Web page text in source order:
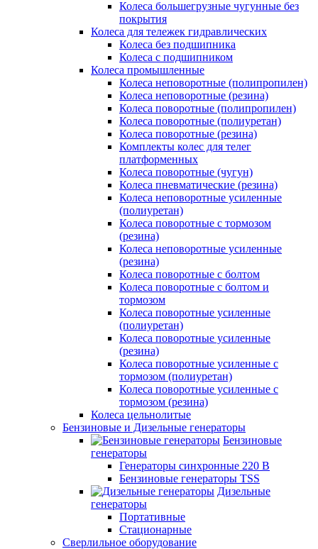
Колеса большегрузные чугунные без
покрытия
Колеса для тележек гидравлических
Колеса без подшипника
Колеса с подшипником
Колеса промышленные
Колеса неповоротные (полипропилен)
Колеса неповоротные (резина)
Колеса поворотные (полипропилен)
Колеса поворотные (полиуретан)
Колеса поворотные (резина)
Комплекты колес для телег
платформенных
Колеса поворотные (чугун)
Колеса пневматические (резина)
Колеса неповоротные усиленные
(полиуретан)
Колеса поворотные c тормозом
(резина)
Колеса неповоротные усиленные
(резина)
Колеса поворотные с болтом
Колеса поворотные с болтом и
тормозом
Колеса поворотные усиленные
(полиуретан)
Колеса поворотные усиленные
(резина)
Колеса поворотные усиленные с
тормозом (полиуретан)
Колеса поворотные усиленные с
тормозом (резина)
Колеса цельнолитые
Бензиновые и Дизельные генераторы
Бензиновые
генераторы
Генераторы синхронные 220 В
Бензиновые генераторы TSS
Дизельные
генераторы
Портативные
Стационарные
Сверлильное оборудование